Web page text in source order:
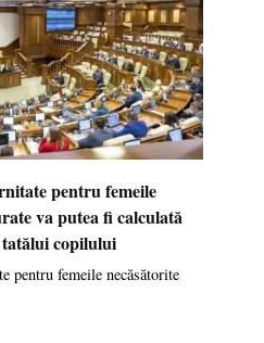
pentru femeile
va putea fi calculată
copilului
pentru femeile necăsătorite